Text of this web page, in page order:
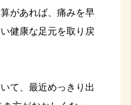
があれば、痛みを早
健康な足元を取り戻
て、最近めっきり出